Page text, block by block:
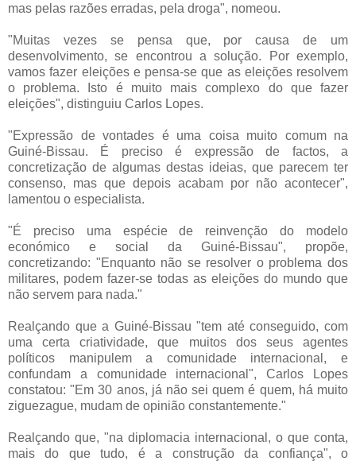
mas pelas razões erradas, pela droga", nomeou.
"Muitas vezes se pensa que, por causa de um
desenvolvimento, se encontrou a solução. Por exemplo,
vamos fazer eleições e pensa-se que as eleições resolvem
o problema. Isto é muito mais complexo do que fazer
eleições", distinguiu Carlos Lopes.
"Expressão de vontades é uma coisa muito comum na
Guiné-Bissau. É preciso é expressão de factos, a
concretização de algumas destas ideias, que parecem ter
consenso, mas que depois acabam por não acontecer",
lamentou o especialista.
"É preciso uma espécie de reinvenção do modelo
económico e social da Guiné-Bissau", propõe,
concretizando: "Enquanto não se resolver o problema dos
militares, podem fazer-se todas as eleições do mundo que
não servem para nada."
Realçando que a Guiné-Bissau "tem até conseguido, com
uma certa criatividade, que muitos dos seus agentes
políticos manipulem a comunidade internacional, e
confundam a comunidade internacional", Carlos Lopes
constatou: "Em 30 anos, já não sei quem é quem, há muito
ziguezague, mudam de opinião constantemente."
Realçando que, "na diplomacia internacional, o que conta,
mais do que tudo, é a construção da confiança", o